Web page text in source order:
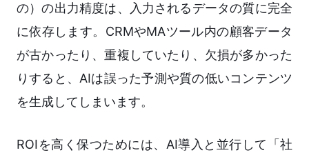
の）の出力精度は、入力されるデータの質に完全
に依存します。CRMやMAツール内の顧客データ
が古かったり、重複していたり、欠損が多かった
りすると、AIは誤った予測や質の低いコンテンツ
を生成してしまいます。
ROIを高く保つためには、AI導入と並行して「社